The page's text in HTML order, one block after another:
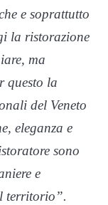
e soprattutto
la ristorazione
ma
questo la
del Veneto
eleganza e
sono
e
territorio”.